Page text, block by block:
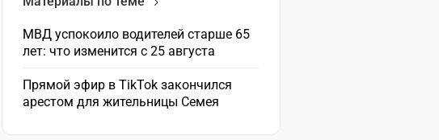
МВД успокоило водителей старше 65
лет: что изменится с 25 августа
Прямой эфир в TikTok закончился
арестом для жительницы Семея